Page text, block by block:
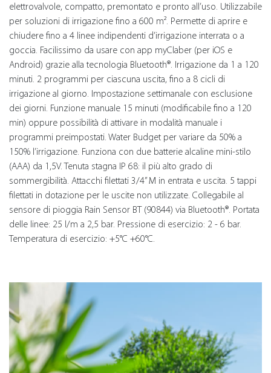
elettrovalvole, compatto, premontato e pronto all’uso. Utilizzabile
per soluzioni di irrigazione fino a 600 m². Permette di aprire e
chiudere fino a 4 linee indipendenti d’irrigazione interrata o a
goccia. Facilissimo da usare con app myClaber (per iOS e
Android) grazie alla tecnologia Bluetooth®. Irrigazione da 1 a 120
minuti. 2 programmi per ciascuna uscita, fino a 8 cicli di
irrigazione al giorno. Impostazione settimanale con esclusione
dei giorni. Funzione manuale 15 minuti (modificabile fino a 120
min) oppure possibilità di attivare in modalità manuale i
programmi preimpostati. Water Budget per variare da 50% a
150% l’irrigazione. Funziona con due batterie alcaline mini-stilo
(AAA) da 1,5V. Tenuta stagna IP 68: il più alto grado di
sommergibilità. Attacchi filettati 3/4” M in entrata e uscita. 5 tappi
filettati in dotazione per le uscite non utilizzate. Collegabile al
sensore di pioggia Rain Sensor BT (90844) via Bluetooth®. Portata
delle linee: 25 l/m a 2,5 bar. Pressione di esercizio: 2 - 6 bar.
Temperatura di esercizio: +5°C +60°C.